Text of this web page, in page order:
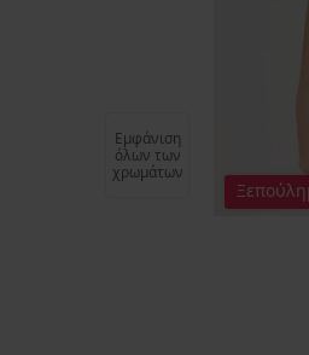
Εμφάνιση
όλων των
χρωμάτων